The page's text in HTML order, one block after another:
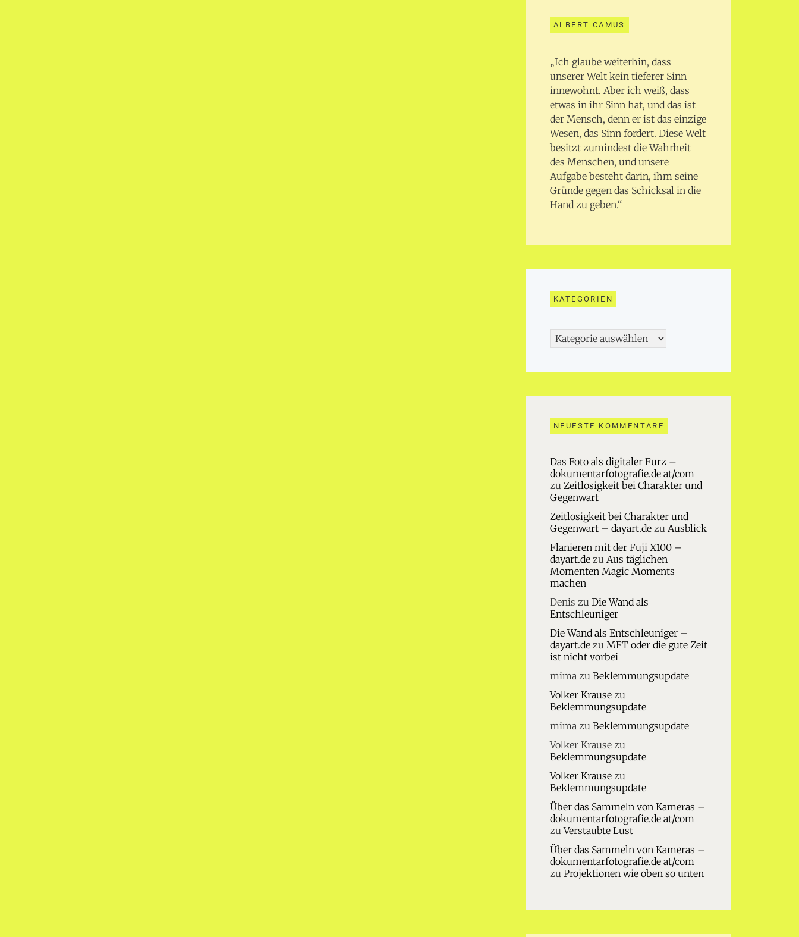
ALBERT CAMUS
„Ich glaube weiterhin, dass
unserer Welt kein tieferer Sinn
innewohnt. Aber ich weiß, dass
etwas in ihr Sinn hat, und das ist
der Mensch, denn er ist das einzige
Wesen, das Sinn fordert. Diese Welt
besitzt zumindest die Wahrheit
des Menschen, und unsere
Aufgabe besteht darin, ihm seine
Gründe gegen das Schicksal in die
Hand zu geben.“
KATEGORIEN
Kategorien
NEUESTE KOMMENTARE
Das Foto als digitaler Furz –
dokumentarfotografie.de at/com
zu Zeitlosigkeit bei Charakter und
Gegenwart
Zeitlosigkeit bei Charakter und
Gegenwart – dayart.dezu Ausblick
Flanieren mit der Fuji X100 –
dayart.dezu Aus täglichen
Momenten Magic Moments
machen
Denis zu Die Wand als
Entschleuniger
Die Wand als Entschleuniger –
dayart.dezu MFT oder die gute Zeit
ist nicht vorbei
mimazu Beklemmungsupdate
Volker Krausezu
Beklemmungsupdate
mimazu Beklemmungsupdate
Volker Krausezu
Beklemmungsupdate
Volker Krausezu
Beklemmungsupdate
Über das Sammeln von Kameras –
dokumentarfotografie.de at/com
zuVerstaubte Lust
Über das Sammeln von Kameras –
dokumentarfotografie.de at/com
zu Projektionen wie oben so unten